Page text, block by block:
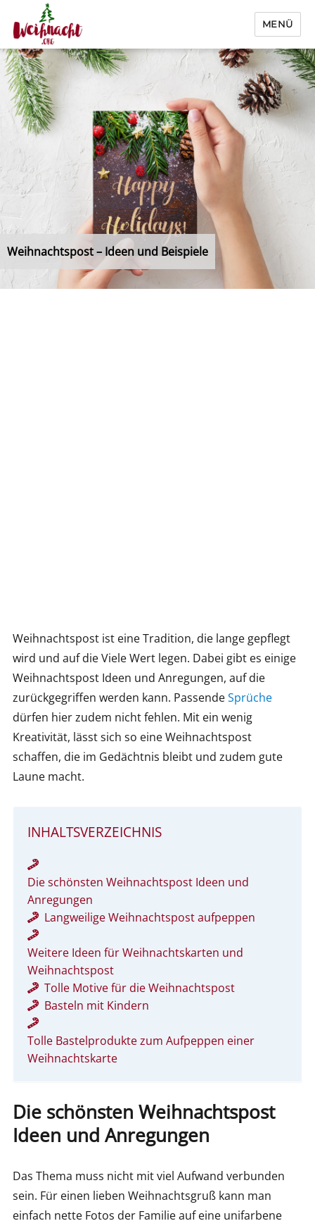
Weihnacht.org
MENÜ
Weihnachtspost – Ideen und Beispiele
Weihnachtspost ist eine Tradition, die lange gepflegt
wird und auf die Viele Wert legen. Dabei gibt es einige
Weihnachtspost Ideen und Anregungen, auf die
zurückgegriffen werden kann. PassendeSprüche
dürfen hier zudem nicht fehlen. Mit ein wenig
Kreativität, lässt sich so eine Weihnachtspost
schaffen, die im Gedächtnis bleibt und zudem gute
Laune macht.
INHALTSVERZEICHNIS
Die schönsten Weihnachtspost Ideen und
Anregungen
Langweilige Weihnachtspost aufpeppen
Weitere Ideen für Weihnachtskarten und
Weihnachtspost
Tolle Motive für die Weihnachtspost
Basteln mit Kindern
Tolle Bastelprodukte zum Aufpeppen einer
Weihnachtskarte
Die schönsten Weihnachtspost
Ideen und Anregungen
Das Thema muss nicht mit viel Aufwand verbunden
sein. Für einen lieben Weihnachtsgruß kann man
einfach nette Fotos der Familie auf eine unifarbene